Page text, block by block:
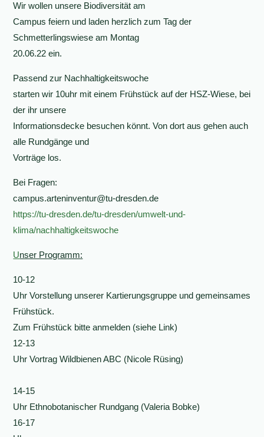
Wir wollen unsere Biodiversität am
Campus feiern und laden herzlich zum Tag der
Schmetterlingswiese am Montag
20.06.22 ein.
Passend zur Nachhaltigkeitswoche
starten wir 10uhr mit einem Frühstück auf der HSZ-Wiese, bei
der ihr unsere
Informationsdecke besuchen könnt. Von dort aus gehen auch
alle Rundgänge und
Vorträge los.
Bei Fragen:
campus.arteninventur@tu-dresden.de
https://tu-dresden.de/tu-dresden/umwelt-und-
klima/nachhaltigkeitswoche
Unser Programm:
10-12
Uhr Vorstellung unserer Kartierungsgruppe und gemeinsames
Frühstück.
Zum Frühstück bitte anmelden (siehe Link)
12-13
Uhr Vortrag Wildbienen ABC (Nicole Rüsing)
14-15
Uhr Ethnobotanischer Rundgang (Valeria Bobke)
16-17